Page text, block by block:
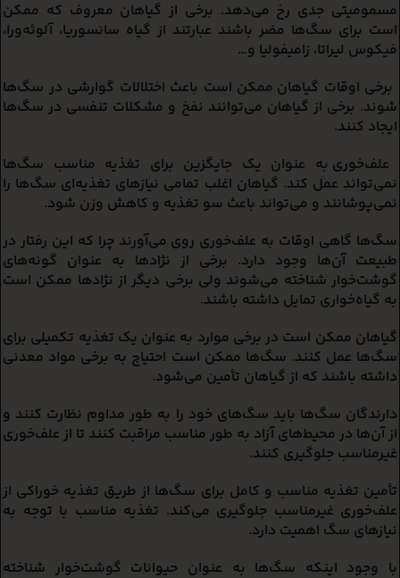
مسمومیتی جدی رخ می‌دهد. برخی از گیاهان معروف که ممکن
است برای سگ‌ها مضر باشند عبارتند از گیاه سانسوریا، آلوئه‌ورا،
فیکوس لیراتا، زامیفولیا و…
برخی اوقات گیاهان ممکن است باعث اختلالات گوارشی در سگ‌ها
شوند. برخی از گیاهان می‌توانند نفخ و مشکلات تنفسی در سگ‌ها
ایجاد کنند.
علف‌خوری به عنوان یک جایگزین برای تغذیه مناسب سگ‌ها
نمی‌تواند عمل کند. گیاهان اغلب تمامی نیازهای تغذیه‌ای سگ‌ها را
نمی‌پوشانند و می‌تواند باعث سو تغذیه و کاهش وزن شود.
سگ‌ها گاهی اوقات به علف‌خوری روی می‌آورند چرا که این رفتار در
طبیعت آن‌ها وجود دارد. برخی از نژادها به عنوان گونه‌های
گوشت‌خوار شناخته می‌شوند ولی برخی دیگر از نژادها ممکن است
به گیاه‌خواری تمایل داشته باشند.
گیاهان ممکن است در برخی موارد به عنوان یک تغذیه تکمیلی برای
سگ‌ها عمل کنند. سگ‌ها ممکن است احتیاج به برخی مواد معدنی
داشته باشند که از گیاهان تأمین می‌شود.
دارندگان سگ‌ها باید سگ‌های خود را به طور مداوم نظارت کنند و
از آن‌ها در محیط‌های آزاد به طور مناسب مراقبت کنند تا از علف‌خوری
غیرمناسب جلوگیری کنند.
تأمین تغذیه مناسب و کامل برای سگ‌ها از طریق تغذیه خوراکی از
علف‌خوری غیرمناسب جلوگیری می‌کند. تغذیه مناسب با توجه به
نیازهای سگ اهمیت دارد.
با وجود اینکه سگ‌ها به عنوان حیوانات گوشت‌خوار شناخته